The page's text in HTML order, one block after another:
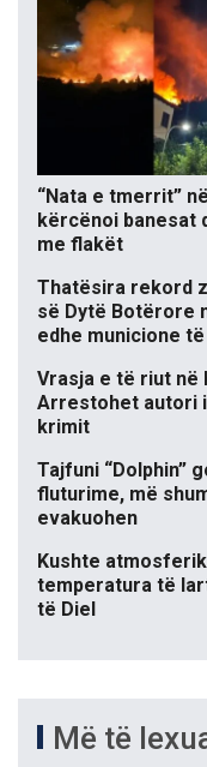
“Nata e tmerrit”
kërcënoi banesat
me flakët
Thatësira rekord
së Dytë Botërore
edhe municione
Vrasja e të riut
Arrestohet autori
krimit
Tajfuni “Dolphin”
fluturime, më
evakuohen
Kushte
temperatura të
të Diel
Më të